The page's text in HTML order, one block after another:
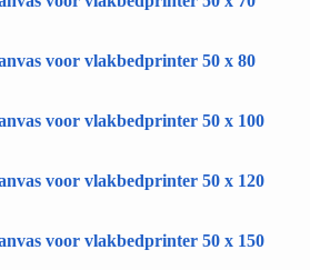
voor vlakbedprinter 50 x 80
voor vlakbedprinter 50 x 100
voor vlakbedprinter 50 x 120
voor vlakbedprinter 50 x 150